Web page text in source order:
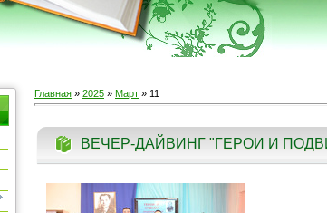
Главная » 2025 » Март » 11
ВЕЧЕР-ДАЙВИНГ "ГЕРОИ И